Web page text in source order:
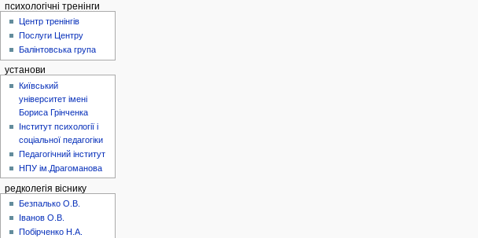
психологічні тренінги
Центр тренінгів
Послуги Центру
Балінтовська група
установи
Київський
університет імені
Бориса Грінченка
Інститут психології і
соціальної педагогіки
Педагогічний інститут
НПУ ім.Драгоманова
редколегія віснику
Безпалько О.В.
Іванов О.В.
Побірченко Н.А.